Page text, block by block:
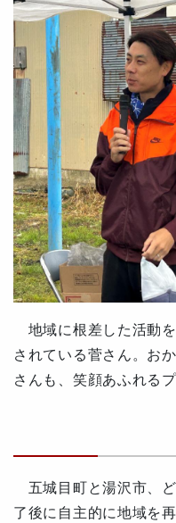
地域に根差した活動
されている菅さん。お
さんも、笑顔あふれる
五城目町と湯沢市、
了後に自主的に地域を